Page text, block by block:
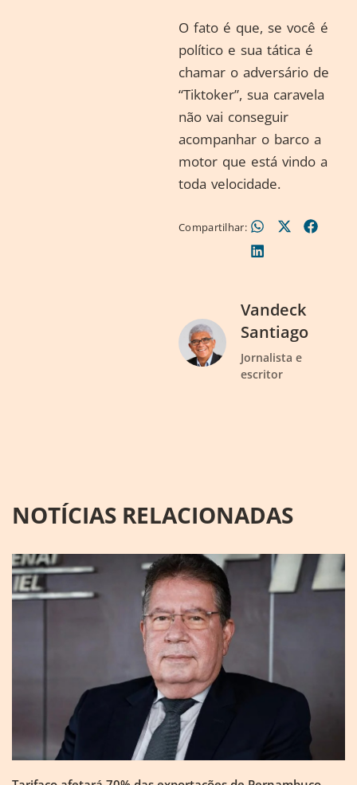
O fato é que, se você é
político e sua tática é
chamar o adversário de
“Tiktoker”, sua caravela
não vai conseguir
acompanhar o barco a
motor que está vindo a
toda velocidade.
Compartilhar:
Vandeck
Santiago
Jornalista e
escritor
NOTÍCIAS RELACIONADAS